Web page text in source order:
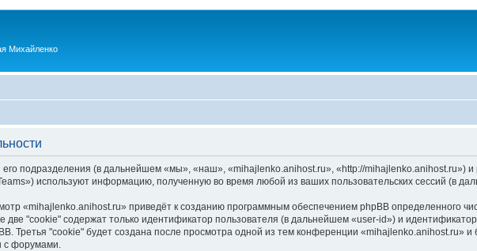
Михайленко
подразделения (в дальнейшем «мы», «наш», «mihajlenko.anihost.ru», «http://mihajlenko.anihost.ru»)
используют информацию, полученную во время любой из ваших пользовательских сессий (в
«mihajlenko.anihost.ru» приведёт к созданию программным обеспечением phpBB определенного
"cookie" содержат только идентификатор пользователя (в дальнейшем «user-id») и
Третья "cookie" будет создана после просмотра одной из тем конференции «mihajlenko.anihost.ru»
с форумами.